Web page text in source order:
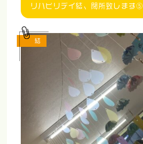
リハビリデイ結、閉所致します⑤
結